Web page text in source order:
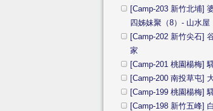
[Camp-203 新竹北埔]
四姊妹聚（8）- 山水屋
[Camp-202 新竹尖石]
家
[Camp-201 桃園楊梅]
[Camp-200 南投草屯]
[Camp-199 桃園楊梅]
[Camp-198 新竹五峰]